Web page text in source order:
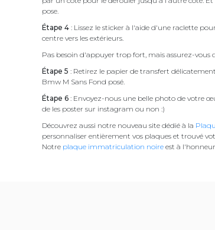
pose.
Étape 4 : Lissez le sticker à l'aide d'une raclette
centre vers les extérieurs.
Pas besoin d'appuyer trop fort, mais assurez-vous
Étape 5 : Retirez le papier de transfert
Bmw M Sans Fond posé.
Étape 6 : Envoyez-nous une belle photo de votre
de les poster sur instagram ou non :)
Découvrez aussi notre nouveau site dédié à la
personnaliser entièrement vos plaques et trouvé
Notre plaque immatriculation noire est à